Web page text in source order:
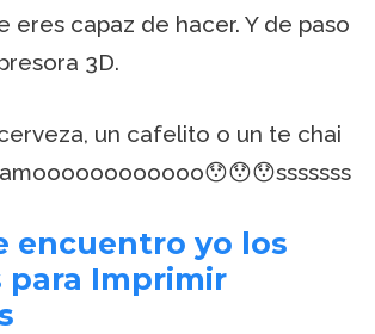
eres capaz de hacer. Y de paso
3D.
un cafelito o un te chai
encuentro yo los
para Imprimir